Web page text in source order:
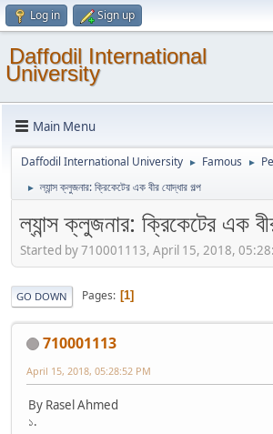
Log in Sign up
Daffodil International
University
Main Menu
Daffodil International University ► Famous ►
► ল্যান্স ক্লুজনার: ক্রিকেটের এক বীর যোদ্ধার গল্প
ল্যান্স ক্লুজনার: ক্রিকেটের এক
Started by 710001113, April 15, 2018,
GO DOWN Pages 1
710001113
April 15, 2018, 05:28:52 PM
By Rasel Ahmed
১.